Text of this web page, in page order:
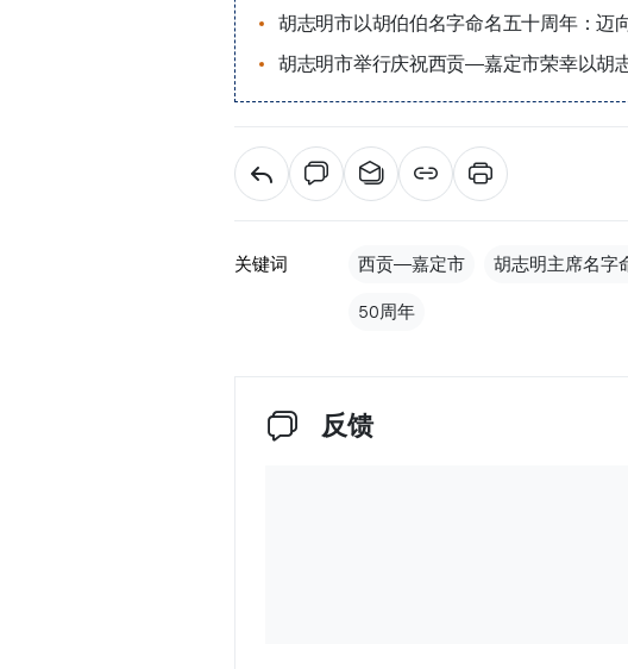
胡志明市以胡伯伯名字命名五十周年：迈
胡志明市举行庆祝西贡—嘉定市荣幸以胡
关键词 西贡—嘉定市 胡志明主席名字
50周年
反馈